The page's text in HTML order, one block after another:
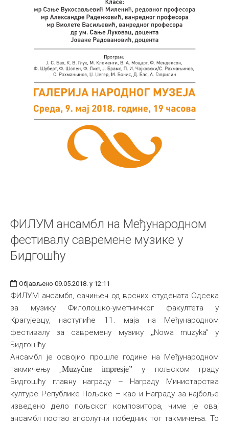
ФИЛУМ ансамбл на Међународном
фестивалу савремене музике у
Бидгошћу
Објављено 09.05.2018. у 12:11
ФИЛУМ ансамбл, сачињен од врсних студената Одсека
за музику Филолошко-уметничког факултета у
Крагујевцу, наступиће 11. маја на Међународном
фестивалу за савремену музику
„Nowa muzyka” у
Бидгошћу.
Ансамбл је освојио прошле године на Међународном
такмичењу „Muzyčne impresje”у пољском граду
Бидгошћу главну награду – Награду Министарства
културе Републике Пољске – као и Награду за најбоље
изведено дело пољског композитора, чиме је овај
ансамбл постао апсолутни победник тог такмичења. То